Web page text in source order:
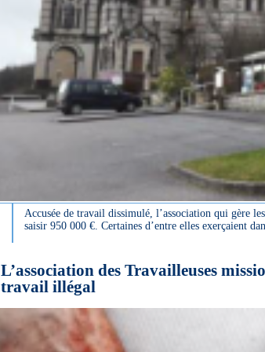
Accusée de travail dissimulé, l’association qui gère
saisir 950 000 €. Certaines d’entre elles exerçaient
L’association des Travailleuses
travail illégal